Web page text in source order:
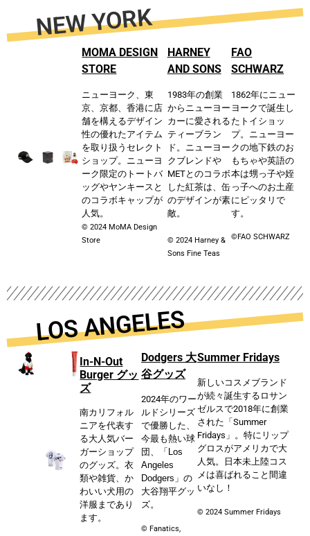
NEW YORK
MOMA DESIGN
STORE
ニューヨーク、東
京、京都、⾹港に店
舗を構えるデザイン
性の優れたアイテム
を取り扱うセレクト
ショップ。
ニューヨ
ーク限定のトートバ
ッグやヤンキースと
のコラボキャップが
人気。
© 2024 MoMA Design
Store
HARNEY
AND SONS
1983年の創業
からニューヨー
カーに愛される
ティーブラン
ド。
ニューヨー
クブレンドや
METとのコラボ
した紅茶は、⽸
のデザインが素
敵。
© 2024 Harney &
Sons Fine Teas
FAO
SCHWARZ
1862年にニュー
ヨークで誕⽣し
たトイショッ
プ。
ニューヨー
クの地下鉄のお
もちゃや英語の
本は甥っ⼦や姪
っ⼦へのお⼟産
にピッタリで
す。
©️FAO SCHWARZ
LOS ANGELES
In-N-Out
Burger グッ
ズ
南カリフォル
ニアを代表す
る大人気バー
ガーショップ
のグッズ。衣
類や雑貨、か
わいい犬用の
洋服まであり
ます。
Dodgers 大
谷グッズ
2024年のワー
ルドシリーズ
で優勝した、
今最も熱い球
団 、
「Los
Angeles
Dodgers」の
大谷翔平グッ
ズ。
© Fanatics,
Summer Fridays
新しいコスメブランド
が続々誕生するロサン
ゼルスで2018年に創業
された「Summer
Fridays」。特にリップ
グロスがアメリカで大
人気。日本未上陸コス
メは喜ばれること間違
いなし！
©️ 2024 Summer Fridays